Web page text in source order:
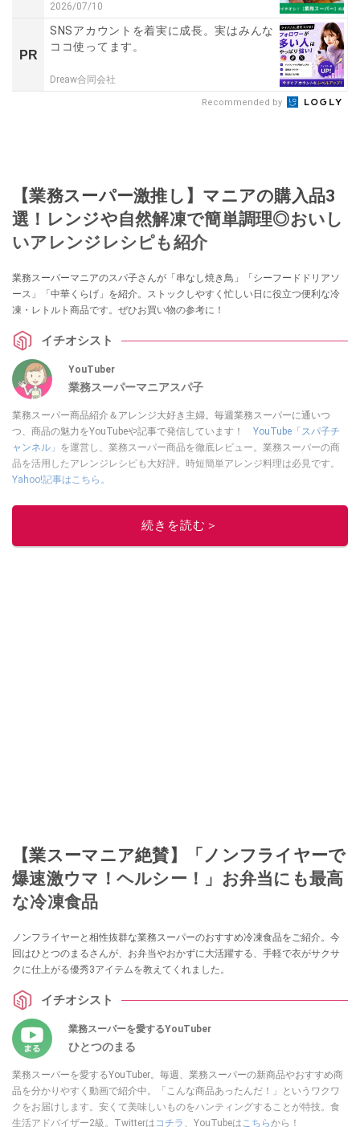
2026/07/10
PR
SNSアカウントを着実に成長。実はみんな
ココ使ってます。
Dreaw合同会社
Recommended by
【業務スーパー激推し】マニアの購入品3
選！レンジや自然解凍で簡単調理◎おいし
いアレンジレシピも紹介
業務スーパーマニアのスパ子さんが「串なし焼き鳥」「シーフードドリアソ
ース」「中華くらげ」を紹介。ストックしやすく忙しい日に役立つ便利な冷
凍・レトルト商品です。ぜひお買い物の参考に！
イチオシスト
YouTuber
業務スーパーマニアスパ子
業務スーパー商品紹介＆アレンジ大好き主婦。毎週業務スーパーに通いつ
つ、商品の魅力をYouTubeや記事で発信しています！ YouTube「スパ子チ
ャンネル」 を運営し、業務スーパー商品を徹底レビュー。業務スーパーの商
品を活用したアレンジレシピも大好評。時短簡単アレンジ料理は必見です。
Yahoo!記事はこちら。
このイチオシストの他の記事を読む
続きを読む＞
【業スーマニア絶賛】「ノンフライヤーで
爆速激ウマ！ヘルシー！」お弁当にも最高
な冷凍食品
ノンフライヤーと相性抜群な業務スーパーのおすすめ冷凍食品をご紹介。今
回はひとつのまるさんが、お弁当やおかずに大活躍する、手軽で衣がサクサ
クに仕上がる優秀3アイテムを教えてくれました。
イチオシスト
業務スーパーを愛するYouTuber
ひとつのまる
業務スーパーを愛するYouTuber。毎週、業務スーパーの新商品やおすすめ商
品を分かりやすく動画で紹介中。「こんな商品あったんだ！」というワクワ
クをお届けします。安くて美味しいものをハンティングすることが特技。食
生活アドバイザー2級。Twitterは コチラ 、YouTubeはこちらから！